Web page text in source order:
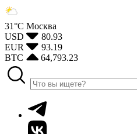
31°С Москва
USD
80.93
EUR
93.19
BTC
64,793.23